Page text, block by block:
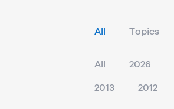
All Topics
All 2026
2013 2012